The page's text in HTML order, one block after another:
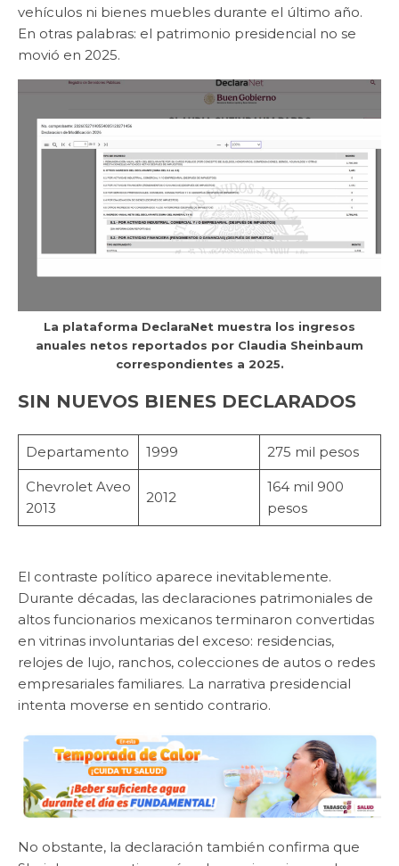
vehículos ni bienes muebles durante el último año.
En otras palabras: el patrimonio presidencial no se
movió en 2025.
La plataforma DeclaraNet muestra los ingresos
anuales netos reportados por Claudia Sheinbaum
correspondientes a 2025.
SIN NUEVOS BIENES DECLARADOS
Departamento 1999 275 mil pesos
Chevrolet Aveo
2013
2012
164 mil 900
pesos
El contraste político aparece inevitablemente.
Durante décadas, las declaraciones patrimoniales de
altos funcionarios mexicanos terminaron convertidas
en vitrinas involuntarias del exceso: residencias,
relojes de lujo, ranchos, colecciones de autos o redes
empresariales familiares. La narrativa presidencial
intenta moverse en sentido contrario.
No obstante, la declaración también confirma que